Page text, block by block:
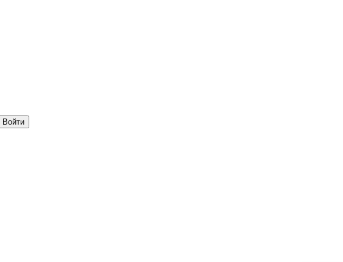
Войти